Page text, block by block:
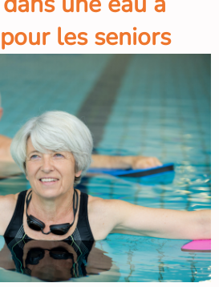
les seniors